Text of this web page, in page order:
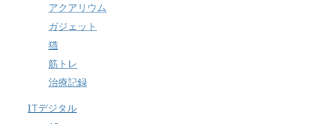
アクアリウム
ガジェット
猫
筋トレ
治療記録
ITデジタル